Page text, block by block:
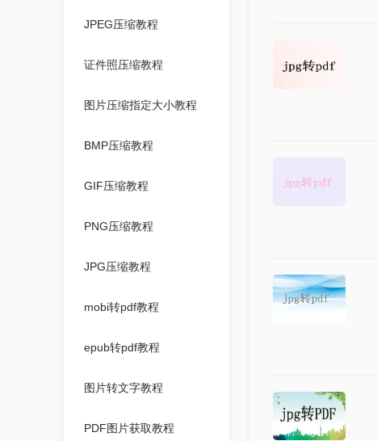
JPEG压缩教程
证件照压缩教程
图片压缩指定大小教程
BMP压缩教程
GIF压缩教程
PNG压缩教程
JPG压缩教程
mobi转pdf教程
epub转pdf教程
图片转文字教程
PDF图片获取教程